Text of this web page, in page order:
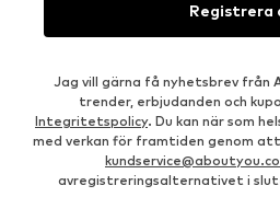
Registrera
Jag vill gärna få nyhetsbrev från
trender, erbjudanden och
Integritetspolicy. Du kan när som
med verkan för framtiden genom
avregistreringsalternativet i